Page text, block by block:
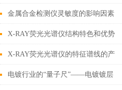
素成分分析仪技术解析与应用实践
金属合金检测仪灵敏度的影响因素
X-RAY荧光光谱仪结构特色和优势
你还不知道？
X-RAY荧光光谱仪的特征谱线的产
生是基于不同的机理
电镀行业的“量子尺”——电镀镀层